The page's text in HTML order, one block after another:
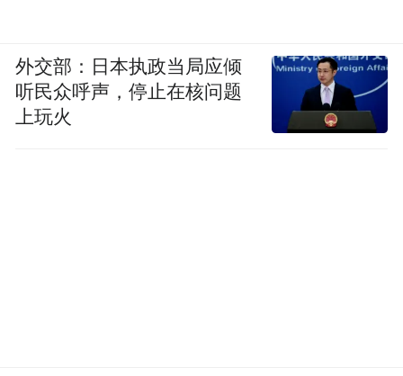
外交部：日本执政当局应倾
听民众呼声，停止在核问题
上玩火